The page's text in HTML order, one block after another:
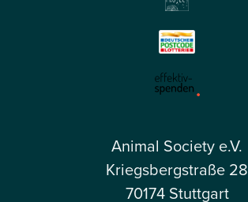
Animal Society e.V.
Kriegsbergstraße 28
70174 Stuttgart